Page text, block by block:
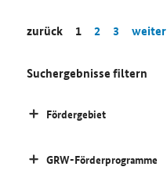
zurück 1 2 3 weiter
Suchergebnisse filtern
Fördergebiet
GRW-Förderprogramme